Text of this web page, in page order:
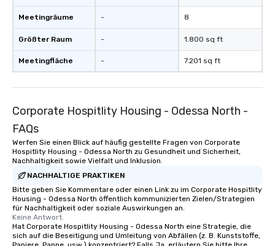
Meetingräume
Größter Raum
Meetingfläche
-
-
-
8
1.800 sq ft
7.201 sq ft
Corporate Hospitlity Housing - Odessa North -
FAQs
Werfen Sie einen Blick auf häufig gestellte Fragen von Corporate
Hospitlity Housing - Odessa North zu Gesundheit und Sicherheit,
Nachhaltigkeit sowie Vielfalt und Inklusion.
NACHHALTIGE PRAKTIKEN
Bitte geben Sie Kommentare oder einen Link zu im Corporate Hospitlity
Housing - Odessa North öffentlich kommunizierten Zielen/Strategien
für Nachhaltigkeit oder soziale Auswirkungen an.
Keine Antwort.
Hat Corporate Hospitlity Housing - Odessa North eine Strategie, die
sich auf die Beseitigung und Umleitung von Abfällen (z. B. Kunststoffe,